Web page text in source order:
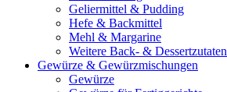
Geliermittel & Pudding
Hefe & Backmittel
Mehl & Margarine
Weitere Back- & Dessertzutaten
Gewürze & Gewürzmischungen
Gewürze